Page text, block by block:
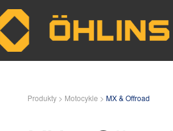
Produkty > Motocykle > MX & Offroad